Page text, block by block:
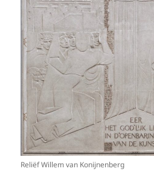
Reliëf Willem van Konijnenberg